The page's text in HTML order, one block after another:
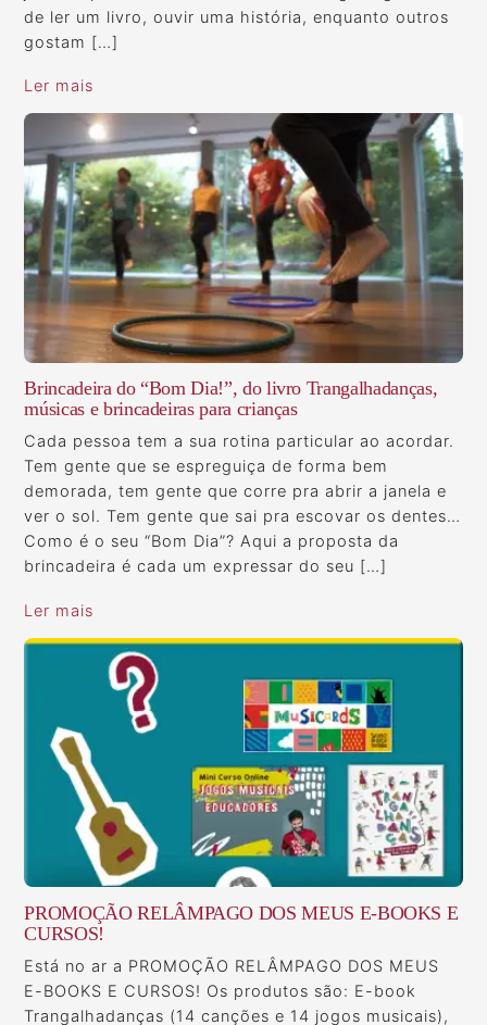
de ler um livro, ouvir uma história, enquanto outros
gostam […]
Ler mais
Brincadeira do “Bom Dia!”, do livro Trangalhadanças,
músicas e brincadeiras para crianças
Cada pessoa tem a sua rotina particular ao acordar.
Tem gente que se espreguiça de forma bem
demorada, tem gente que corre pra abrir a janela e
ver o sol. Tem gente que sai pra escovar os dentes…
Como é o seu “Bom Dia”? Aqui a proposta da
brincadeira é cada um expressar do seu […]
Ler mais
PROMOÇÃO RELÂMPAGO DOS MEUS E-BOOKS E
CURSOS!
Está no ar a PROMOÇÃO RELÂMPAGO DOS MEUS
E-BOOKS E CURSOS! Os produtos são: E-book
Trangalhadanças (14 canções e 14 jogos musicais),